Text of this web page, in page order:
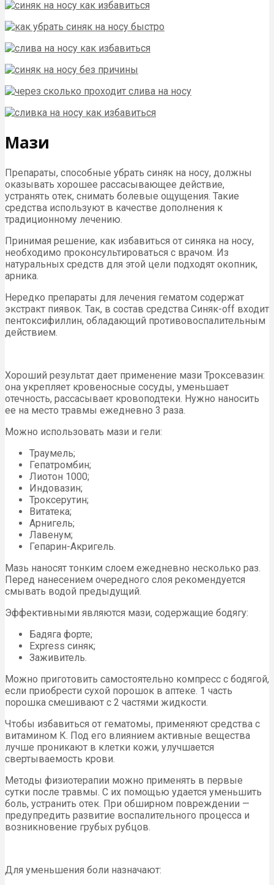
Мази
Препараты, способные убрать синяк на носу, должны
оказывать хорошее рассасывающее действие,
устранять отек, снимать болевые ощущения. Такие
средства используют в качестве дополнения к
традиционному лечению.
Принимая решение, как избавиться от синяка на носу,
необходимо проконсультироваться с врачом. Из
натуральных средств для этой цели подходят окопник,
арника.
Нередко препараты для лечения гематом содержат
экстракт пиявок. Так, в состав средства Синяк-off входит
пентоксифиллин, обладающий противовоспалительным
действием.
Хороший результат дает применение мази Троксевазин:
она укрепляет кровеносные сосуды, уменьшает
отечность, рассасывает кровоподтеки. Нужно наносить
ее на место травмы ежедневно 3 раза.
Можно использовать мази и гели:
Траумель;
Гепатромбин;
Лиотон 1000;
Индовазин;
Троксерутин;
Витатека;
Арнигель;
Лавенум;
Гепарин-Акригель.
Мазь наносят тонким слоем ежедневно несколько раз.
Перед нанесением очередного слоя рекомендуется
смывать водой предыдущий.
Эффективными являются мази, содержащие бодягу:
Бадяга форте;
Express синяк;
Заживитель.
Можно приготовить самостоятельно компресс с бодягой,
если приобрести сухой порошок в аптеке. 1 часть
порошка смешивают с 2 частями жидкости.
Чтобы избавиться от гематомы, применяют средства с
витамином К. Под его влиянием активные вещества
лучше проникают в клетки кожи, улучшается
свертываемость крови.
Методы физиотерапии можно применять в первые
сутки после травмы. С их помощью удается уменьшить
боль, устранить отек. При обширном повреждении —
предупредить развитие воспалительного процесса и
возникновение грубых рубцов.
Для уменьшения боли назначают: